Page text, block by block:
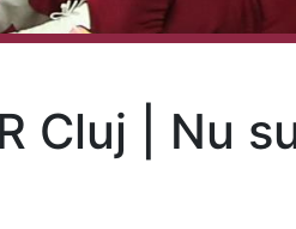
Cluj | Nu